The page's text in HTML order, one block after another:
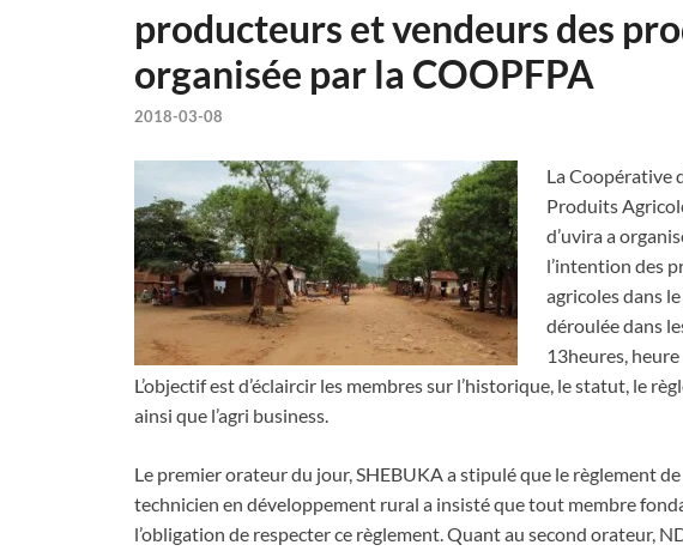
producteurs et vendeurs des
organisée par la COOPFPA
2018-03-08
La Coopérative
Produits
d’uvira a
l’intention des
agricoles dans
déroulée dans
13heures,
L’objectif est d’éclaircir les membres sur l’historique, le statut, le
ainsi que l’agri business.
Le premier orateur du jour, SHEBUKA a stipulé que le règlement
technicien en développement rural a insisté que tout membre
l’obligation de respecter ce règlement. Quant au second orateur,